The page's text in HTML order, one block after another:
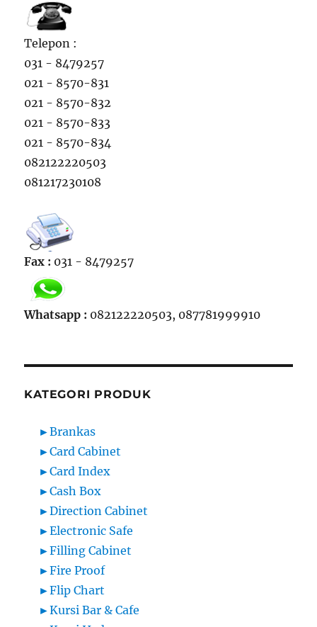
Telepon :
031 - 8479257
021 - 8570-831
021 - 8570-832
021 - 8570-833
021 - 8570-834
082122220503
081217230108
Fax : 031 - 8479257
Whatsapp : 082122220503, 087781999910
KATEGORI PRODUK
►Brankas
►Card Cabinet
►Card Index
►Cash Box
►Direction Cabinet
►Electronic Safe
►Filling Cabinet
►Fire Proof
►Flip Chart
►Kursi Bar & Cafe